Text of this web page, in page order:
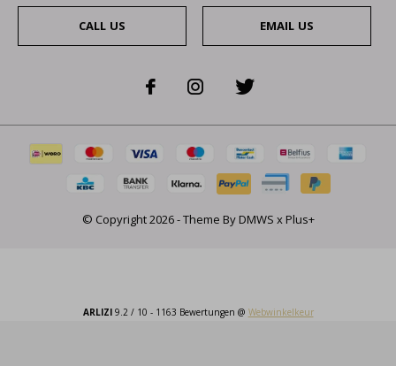
CALL US EMAIL US
© Copyright2026- Theme ByDMWS x Plus+
ARLIZI9.2 / 10 - 1163 Bewertungen @ Webwinkelkeur